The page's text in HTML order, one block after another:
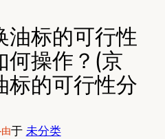
油标的可行性
何操作？(京
标的可行性分
由于 未分类